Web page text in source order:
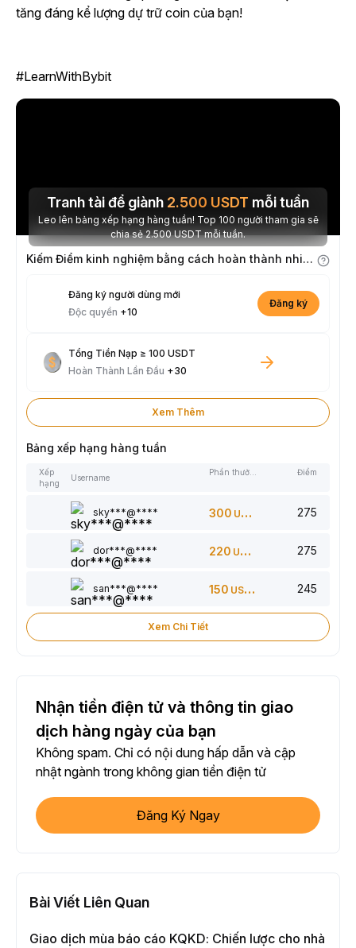
tăng đáng kể lượng dự trữ coin của bạn!
#LearnWithBybit
Tranh tài để giành 2.500 USDT mỗi tuần
Leo lên bảng xếp hạng hàng tuần! Top 100 người tham gia sẽ
chia sẻ 2.500 USDT mỗi tuần.
Kiếm Điểm kinh nghiệm bằng cách hoàn thành nhiệm vụ
Đăng ký người dùng mới
Độc quyền +10
Đăng ký
Tổng Tiền Nạp ≥ 100 USDT
Hoàn Thành Lần Đầu +30
Xem Thêm
Bảng xếp hạng hàng tuần
Xếp
hạng
Username
Phần thưởng Điểm
sky***@**** 300 USDT 275
dor***@**** 220 USDT 275
san***@**** 150 USDT 245
Xem Chi Tiết
Nhận tiền điện tử và thông tin giao
dịch hàng ngày của bạn
Không spam. Chỉ có nội dung hấp dẫn và cập
nhật ngành trong không gian tiền điện tử
Đăng Ký Ngay
Bài Viết Liên Quan
Giao dịch mùa báo cáo KQKD: Chiến lược cho nhà